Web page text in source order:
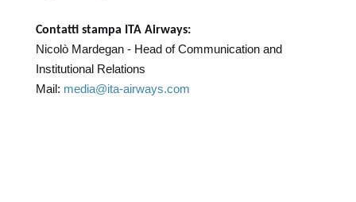
Contatti stampa ITA Airways:
Nicolò Mardegan - Head of Communication and
Institutional Relations
Mail: media@ita-airways.com